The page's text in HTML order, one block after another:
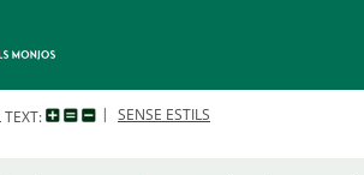
SENSE ESTILS